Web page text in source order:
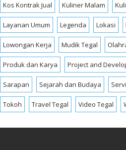
Kos Kontrak Jual Kuliner Malam
Layanan Umum Legenda Lokasi
Lowongan Kerja Mudik Tegal
Produk dan Karya Project and
Sarapan Sejarah dan Budaya
Tokoh Travel Tegal Video Tegal